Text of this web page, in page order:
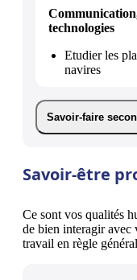
technologies
Etudier les
navires
Savoir-faire
Savoir-être
Ce sont vos qualités
de bien interagir avec
travail en règle